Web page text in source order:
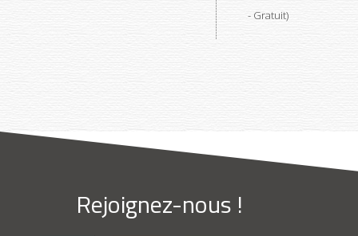
- Gratuit)
Rejoignez-nous !